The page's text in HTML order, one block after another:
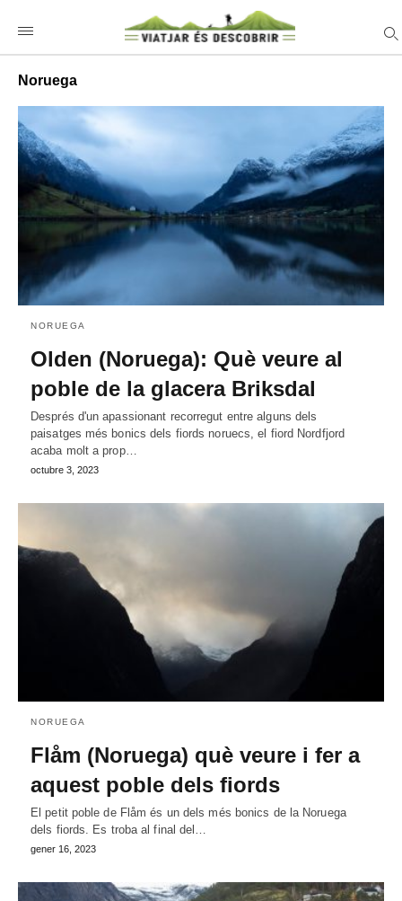
Noruega
NORUEGA
Olden (Noruega): Què veure al
poble de la glacera Briksdal
Després d'un apassionant recorregut entre alguns dels
paisatges més bonics dels fiords noruecs, el fiord Nordfjord
acaba molt a prop…
octubre 3, 2023
NORUEGA
Flåm (Noruega) què veure i fer a
aquest poble dels fiords
El petit poble de Flåm és un dels més bonics de la Noruega
dels fiords. Es troba al final del…
gener 16, 2023